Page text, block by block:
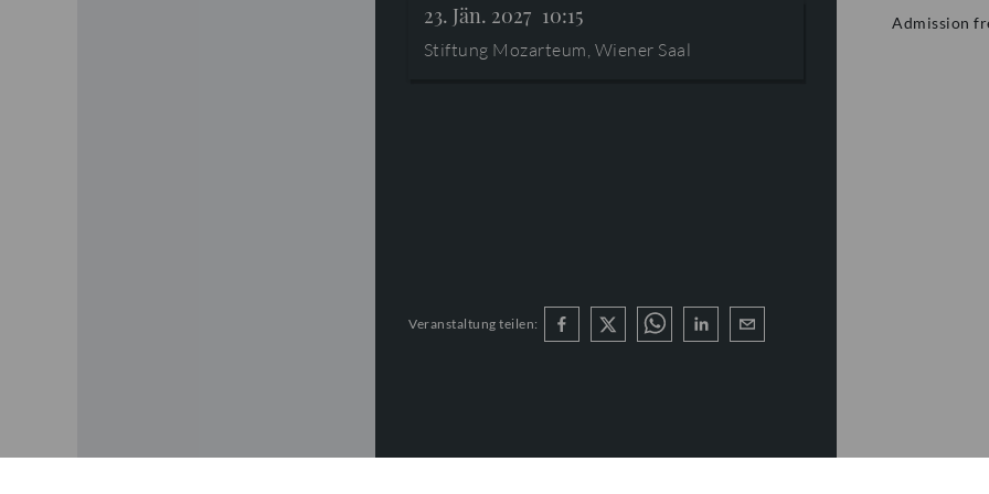
23. Jän. 2027 10:15
Stiftung Mozarteum, Wiener Saal
Veranstaltung teilen:
Admission